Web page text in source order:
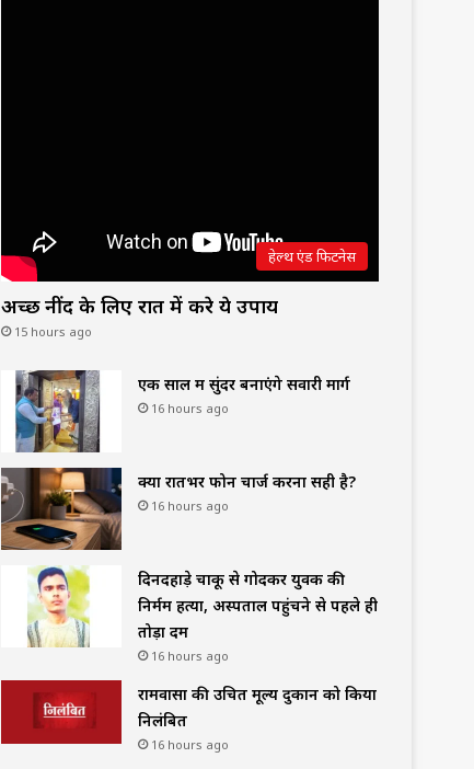
हेल्थ एंड फिटनेस
अच्छी नींद के लिए रात में करे ये उपाय
15 hours ago
एक साल में सुंदर बनाएंगे सवारी मार्ग
16 hours ago
क्या रातभर फोन चार्ज करना सही है?
16 hours ago
दिनदहाड़े चाकू से गोदकर युवक की
निर्मम हत्या, अस्पताल पहुंचने से पहले ही
तोड़ा दम
16 hours ago
रामवासा की उचित मूल्य दुकान को किया
निलंबित
16 hours ago